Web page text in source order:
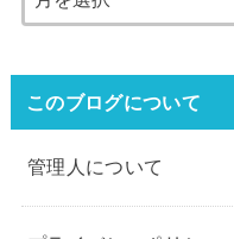
このブログについて
管理人について